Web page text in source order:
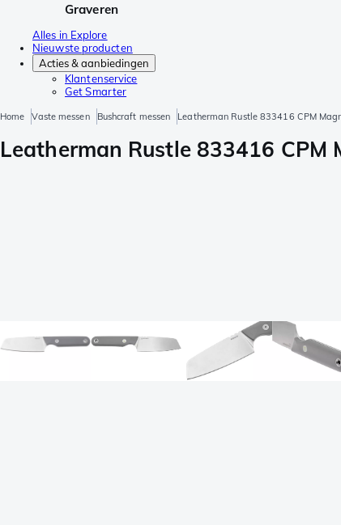
Graveren
Alles in Explore
Nieuwste producten
Acties & aanbiedingen
Klantenservice
Get Smarter
Home Vaste messen Bushcraft messen Leatherman Rustle 833416 CPM
Leatherman Rustle 833416 CPM